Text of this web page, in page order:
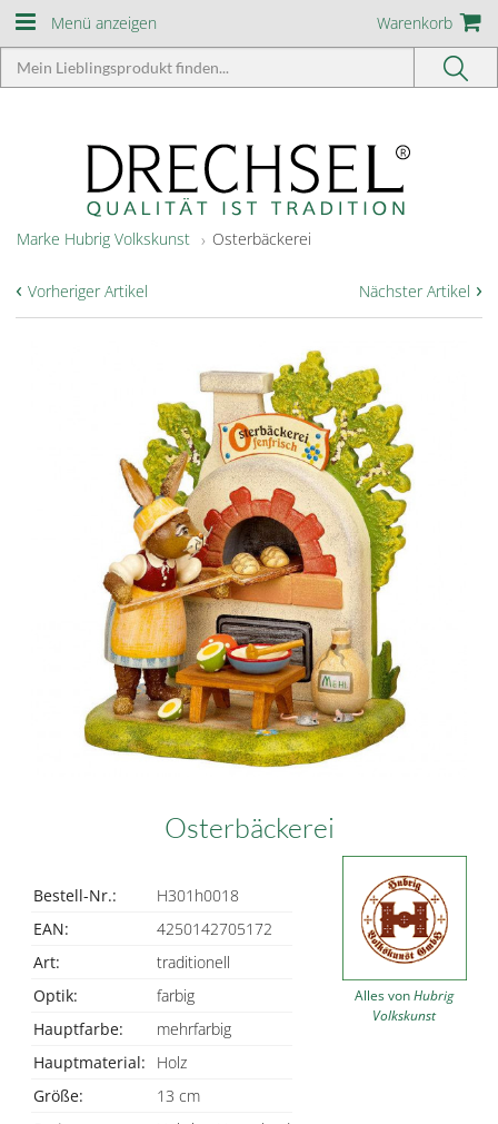
Menü anzeigen Warenkorb
Marke Hubrig Volkskunst Osterbäckerei
Nächster Artikel ›
‹ Vorheriger Artikel
Osterbäckerei
Bestell-Nr.:
H301h0018
EAN:
4250142705172
Art:
traditionell
Optik:
farbig
Hauptfarbe:
mehrfarbig
Hauptmaterial:
Holz
Größe:
13 cm
Alles vonHubrig
Volkskunst